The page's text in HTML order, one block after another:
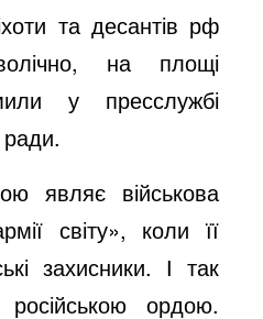
та десантів рф
на площі
у пресслужбі
ради.
являє військова
світу», коли її
захисники. І так
ордою.